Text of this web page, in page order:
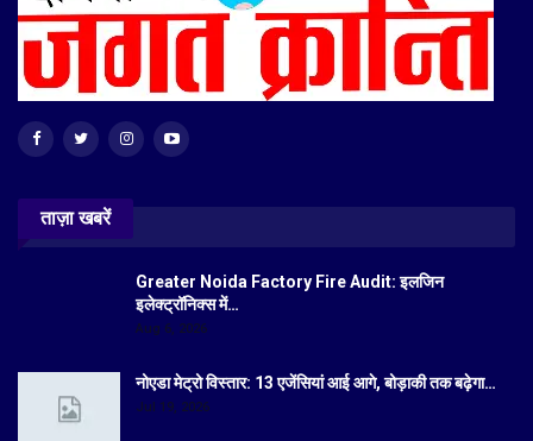
ताज़ा खबरें
Greater Noida Factory Fire Audit: इलजिन
इलेक्ट्रॉनिक्स में…
Aug 6, 2026
नोएडा मेट्रो विस्तार: 13 एजेंसियां आई आगे, बोड़ाकी तक बढ़ेगा…
Jul 19, 2026